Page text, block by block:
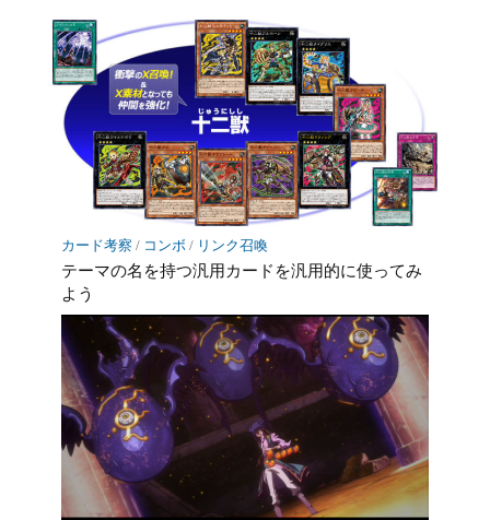
カード考察 / コンボ / リンク召喚
テーマの名を持つ汎用カードを汎用的に使ってみ
よう